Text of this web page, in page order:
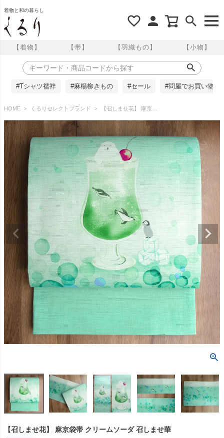
着物と和の暮らし
【着物】 【帯】 【羽織もの】 【小物】
#Tシャツ襦袢 #麻楊柳きもの #セール #問屋でお買い物
HOME くるりセレクトブランド 【召しませ花】 麻京袋帯 クリームソーダ 召しませ華
【召しませ花】 麻京袋帯 クリームソーダ 召しませ華